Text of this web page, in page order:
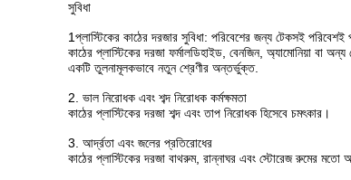
সুবিধা
1প্লাস্টিকের কাঠের দরজার সুবিধা: পরিবেশের জন্য টেকসই
কাঠের প্লাস্টিকের দরজা ফর্মালডিহাইড, বেনজিন, অ্যামোনিয়া বা
একটি তুলনামূলকভাবে নতুন শ্রেণীর অন্তর্ভুক্ত.
2. ভাল নিরোধক এবং শব্দ নিরোধক কর্মক্ষমতা
কাঠের প্লাস্টিকের দরজা শব্দ এবং তাপ নিরোধক হিসেবে চমৎকার।
3. আর্দ্রতা এবং জলের প্রতিরোধের
কাঠের প্লাস্টিকের দরজা বাথরুম, রান্নাঘর এবং স্টোরেজ রুমের মতো